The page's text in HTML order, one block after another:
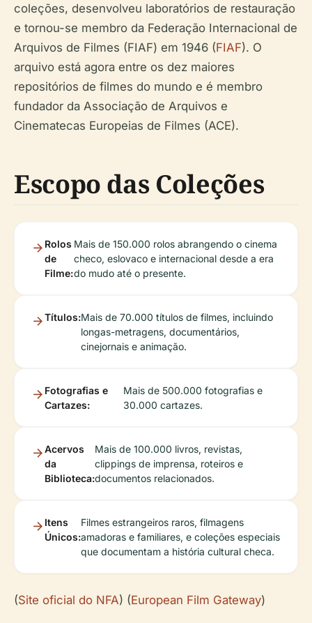
coleções, desenvolveu laboratórios de restauração
e tornou-se membro da Federação Internacional de
Arquivos de Filmes (FIAF) em 1946 (FIAF). O
arquivo está agora entre os dez maiores
repositórios de filmes do mundo e é membro
fundador da Associação de Arquivos e
Cinematecas Europeias de Filmes (ACE).
Escopo das Coleções
Rolos
de
Filme:
Mais de 150.000 rolos abrangendo o cinema
checo, eslovaco e internacional desde a era
do mudo até o presente.
Títulos:Mais de 70.000 títulos de filmes, incluindo
longas-metragens, documentários,
cinejornais e animação.
Fotografias e
Cartazes:
Mais de 500.000 fotografias e
30.000 cartazes.
Acervos
da
Biblioteca:
Mais de 100.000 livros, revistas,
clippings de imprensa, roteiros e
documentos relacionados.
Itens
Únicos:
Filmes estrangeiros raros, filmagens
amadoras e familiares, e coleções especiais
que documentam a história cultural checa.
(Site oficial do NFA) (European Film Gateway)